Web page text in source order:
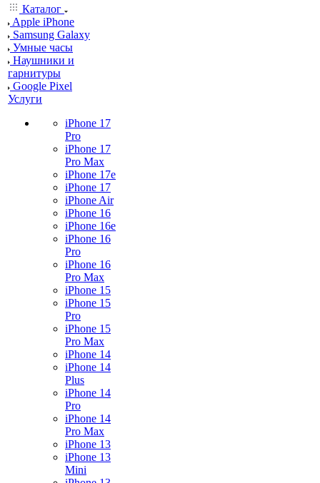
Каталог
Apple iPhone
Samsung Galaxy
Умные часы
Наушники и
гарнитуры
Google Pixel
Услуги
iPhone 17
Pro
iPhone 17
Pro Max
iPhone 17e
iPhone 17
iPhone Air
iPhone 16
iPhone 16e
iPhone 16
Pro
iPhone 16
Pro Max
iPhone 15
iPhone 15
Pro
iPhone 15
Pro Max
iPhone 14
iPhone 14
Plus
iPhone 14
Pro
iPhone 14
Pro Max
iPhone 13
iPhone 13
Mini